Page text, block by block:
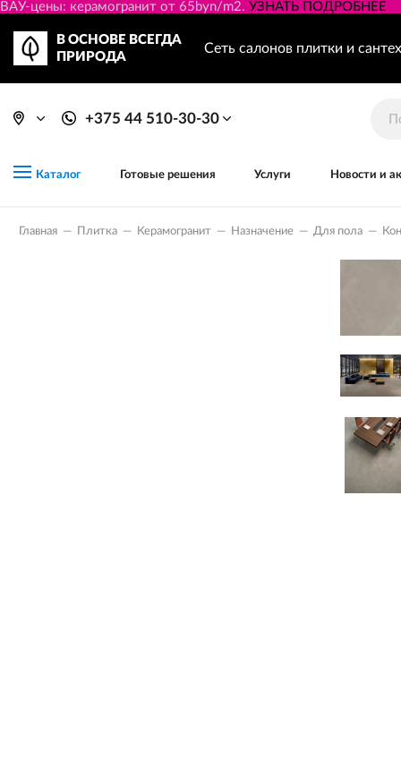
ВАУ-цены: керамогранит от 65byn/m2. УЗНАТЬ ПОДРОБНЕЕ
В ОСНОВЕ ВСЕГДА
ПРИРОДА
Сеть салонов плитки и
+375 44 510-30-30
Каталог Готовые решения Услуги Новости и
Главная — Плитка — Керамогранит — Назначение — Для пола —